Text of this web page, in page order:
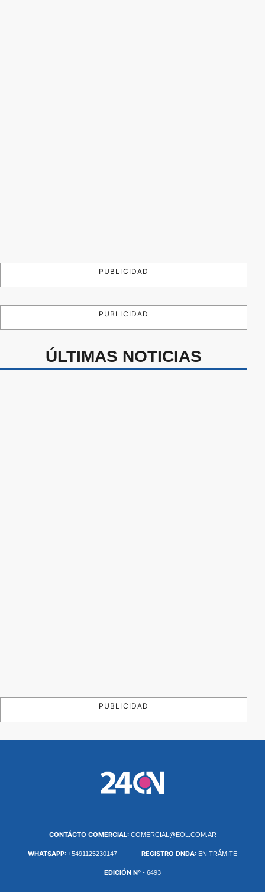
PUBLICIDAD
PUBLICIDAD
ÚLTIMAS NOTICIAS
PUBLICIDAD
CONTÁCTO COMERCIAL: COMERCIAL@EOL.COM.AR
WHATSAPP: +5491125230147 REGISTRO DNDA: EN TRÁMITE
EDICIÓN Nº - 6493